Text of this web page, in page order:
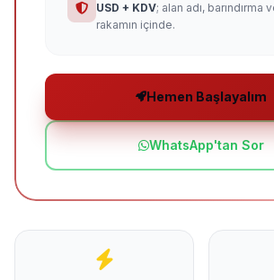
USD + KDV; alan adı, barındırma
rakamın içinde.
Hemen Başlayalım
WhatsApp'tan Sor